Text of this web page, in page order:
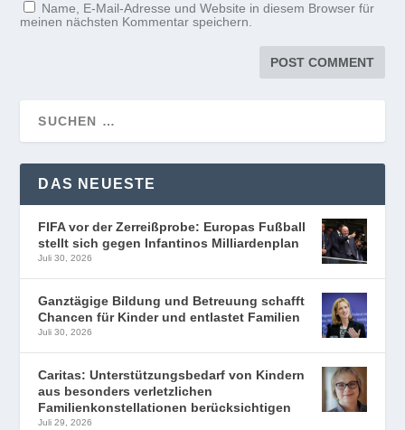
Name, E-Mail-Adresse und Website in diesem Browser für
meinen nächsten Kommentar speichern.
DAS NEUESTE
FIFA vor der Zerreißprobe: Europas Fußball
stellt sich gegen Infantinos Milliardenplan
Juli 30, 2026
Ganztägige Bildung und Betreuung schafft
Chancen für Kinder und entlastet Familien
Juli 30, 2026
Caritas: Unterstützungsbedarf von Kindern
aus besonders verletzlichen
Familienkonstellationen berücksichtigen
Juli 29, 2026